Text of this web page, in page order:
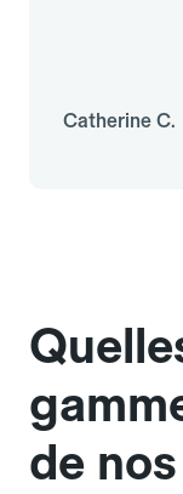
Catherine C.
de